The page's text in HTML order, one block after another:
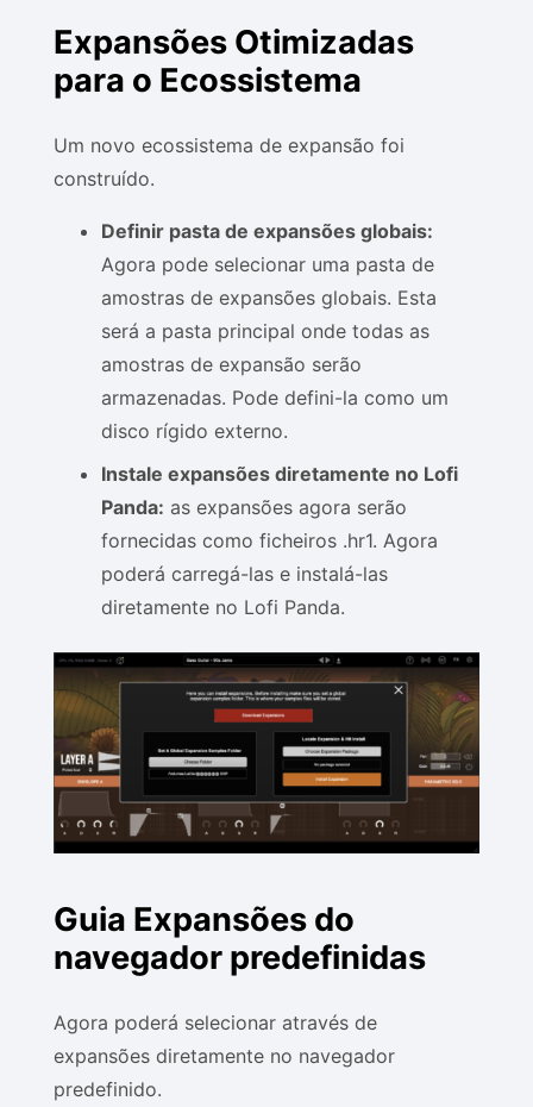
Expansões Otimizadas
para o Ecossistema
Um novo ecossistema de expansão foi
construído.
Definir pasta de expansões globais:
Agora pode selecionar uma pasta de
amostras de expansões globais. Esta
será a pasta principal onde todas as
amostras de expansão serão
armazenadas. Pode defini-la como um
disco rígido externo.
Instale expansões diretamente no Lofi
Panda: as expansões agora serão
fornecidas como ficheiros .hr1. Agora
poderá carregá-las e instalá-las
diretamente no Lofi Panda.
Guia Expansões do
navegador predefinidas
Agora poderá selecionar através de
expansões diretamente no navegador
predefinido.